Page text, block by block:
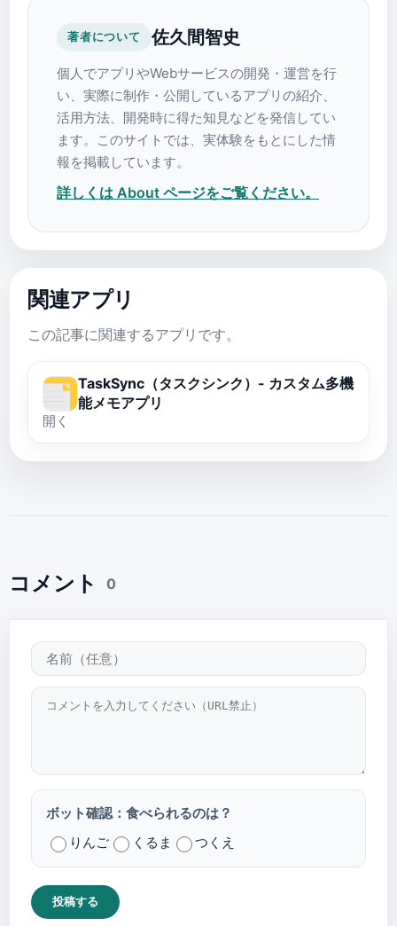
著者について 佐久間智史
個人でアプリやWebサービスの開発・運営を行
い、実際に制作・公開しているアプリの紹介、
活用方法、開発時に得た知見などを発信してい
ます。このサイトでは、実体験をもとにした情
報を掲載しています。
詳しくは About ページをご覧ください。
関連アプリ
この記事に関連するアプリです。
TaskSync（タスクシンク）- カスタム多機
能メモアプリ
開く
コメント 0
ボット確認：食べられるのは？
りんご
くるま つくえ
投稿する